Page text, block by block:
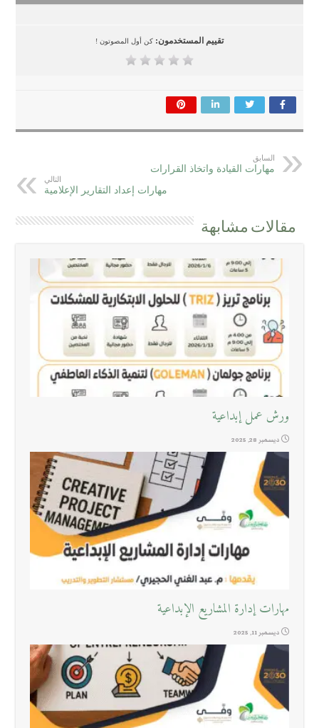
تقييم المستخدمون: كن أول المصوتون !
السابق
مهارات القيادة واتخاذ القرارات
التالي
مهارات إعداد التقارير الإعلامية
مقالات مشابهة
ورش عمل إبداعية
ديسمبر 28, 2025
مهارات إدارة المشاريع الإبداعية
ديسمبر 11, 2025